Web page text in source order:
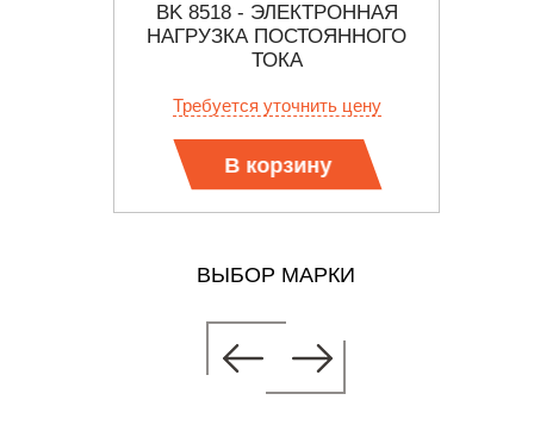
BK 8518 - ЭЛЕКТРОННАЯ
НАГРУЗКА ПОСТОЯННОГО
ТОКА
Требуется уточнить цену
В корзину
ВЫБОР МАРКИ